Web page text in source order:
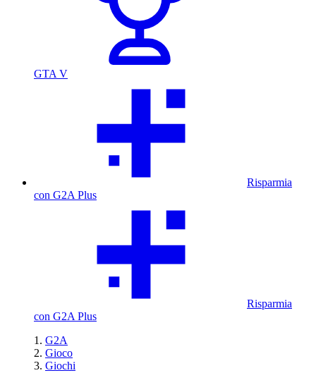
GTA V
Risparmia
con G2A Plus
Risparmia
con G2A Plus
G2A
Gioco
Giochi